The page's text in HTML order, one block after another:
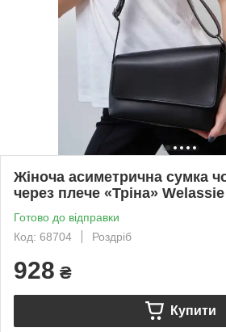
Жіноча асиметрична сумка
через плече «Тріна» Welassie
Готово до відправки
Код: 68704
Роздріб
928 ₴
Купити